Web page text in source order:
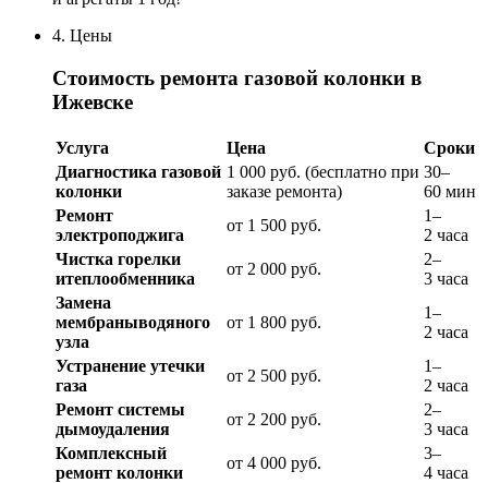
4. Цены
Стоимость ремонта газовой колонки в
Ижевске
Услуга Цена
Сроки
Диагностика газовой
колонки
1 000 руб. (бесплатно при
заказе ремонта)
30–
60 мин
Ремонт
электроподжига
от 1 500 руб.
1–
2 часа
Чистка горелки
итеплообменника
от 2 000 руб.
2–
3 часа
Замена
мембраныводяного
узла
от 1 800 руб.
1–
2 часа
Устранение утечки
газа
от 2 500 руб.
1–
2 часа
Ремонт системы
дымоудаления
от 2 200 руб.
2–
3 часа
Комплексный
ремонт колонки
от 4 000 руб.
3–
4 часа